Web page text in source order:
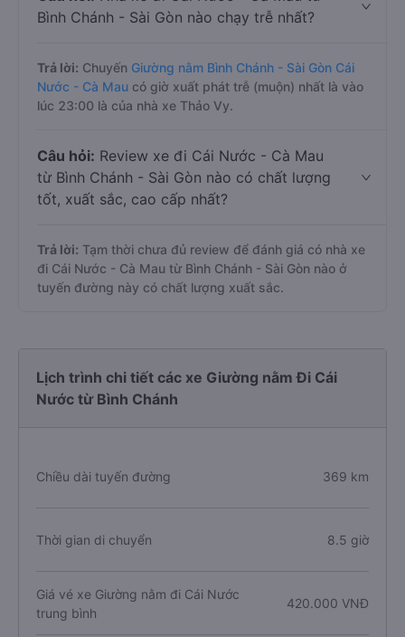
Bình Chánh - Sài Gòn nào chạy trễ nhất?
Trả lời: Chuyến Giường nằm Bình Chánh - Sài Gòn Cái
Nước - Cà Mau có giờ xuất phát trễ (muộn) nhất là vào
lúc 23:00 là của nhà xe Thảo Vy.
Câu hỏi: Review xe đi Cái Nước - Cà Mau
từ Bình Chánh - Sài Gòn nào có chất lượng
tốt, xuất sắc, cao cấp nhất?
Trả lời: Tạm thời chưa đủ review để đánh giá có nhà xe
đi Cái Nước - Cà Mau từ Bình Chánh - Sài Gòn nào ở
tuyến đường này có chất lượng xuất sắc.
Lịch trình chi tiết các xe Giường nằm Đi Cái
Nước từ Bình Chánh
Chiều dài tuyến đường 369 km
Thời gian di chuyển 8.5 giờ
Giá vé xe Giường nằm đi Cái Nước
trung bình
420.000 VNĐ